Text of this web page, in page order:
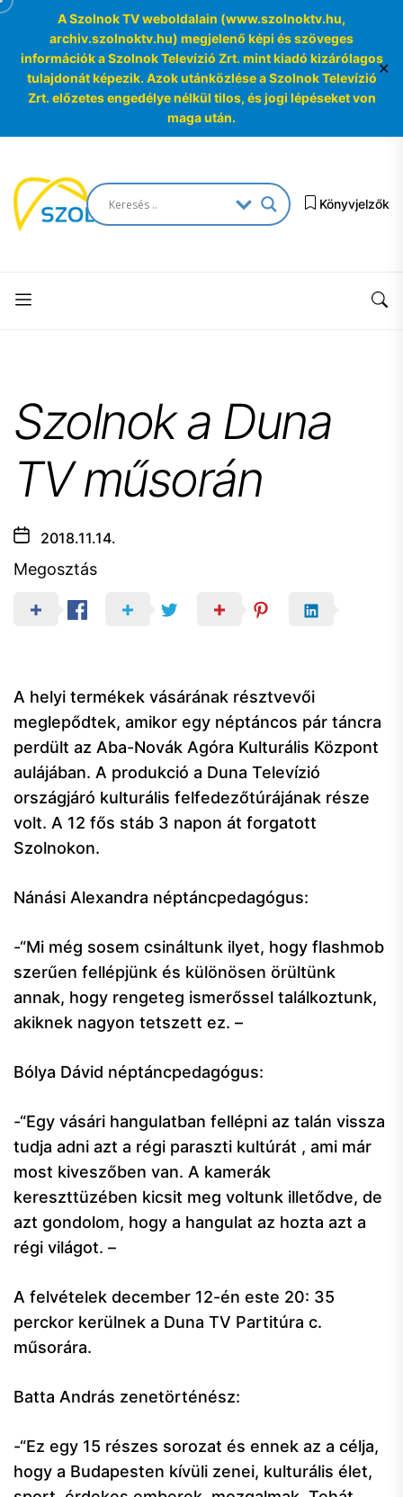
A Szolnok TV weboldalain (www.szolnoktv.hu,
archiv.szolnoktv.hu) megjelenő képi és szöveges
információk a Szolnok Televízió Zrt. mint kiadó kizárólagos
tulajdonát képezik. Azok utánközlése a Szolnok Televízió
Zrt. előzetes engedélye nélkül tilos, és jogi lépéseket von
maga után.
✕
the
content
SzolnokTV
Archívum
Archívum
Könyvjelzők
Szolnok a Duna
TV műsorán
2018.11.14.
Megosztás
A helyi termékek vásárának résztvevői
meglepődtek, amikor egy néptáncos pár táncra
perdült az Aba-Novák Agóra Kulturális Központ
aulájában. A produkció a Duna Televízió
országjáró kulturális felfedezőtúrájának része
volt. A 12 fős stáb 3 napon át forgatott
Szolnokon.
Nánási Alexandra néptáncpedagógus:
-“Mi még sosem csináltunk ilyet, hogy flashmob
szerűen fellépjünk és különösen örültünk
annak, hogy rengeteg ismerőssel találkoztunk,
akiknek nagyon tetszett ez. –
Bólya Dávid néptáncpedagógus:
-“Egy vásári hangulatban fellépni az talán vissza
tudja adni azt a régi paraszti kultúrát , ami már
most kiveszőben van. A kamerák
kereszttüzében kicsit meg voltunk illetődve, de
azt gondolom, hogy a hangulat az hozta azt a
régi világot. –
A felvételek december 12-én este 20: 35
perckor kerülnek a Duna TV Partitúra c.
műsorára.
Batta András zenetörténész:
-“Ez egy 15 részes sorozat és ennek az a célja,
hogy a Budapesten kívüli zenei, kulturális élet,